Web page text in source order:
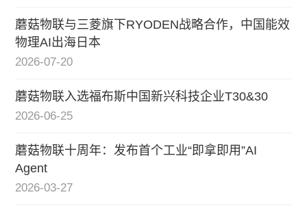
蘑菇物联与三菱旗下RYODEN战略合作，中国能效
物理AI出海日本
2026-07-20
蘑菇物联入选福布斯中国新兴科技企业T30&30
2026-06-25
蘑菇物联十周年：发布首个工业“即拿即用”AI
Agent
2026-03-27